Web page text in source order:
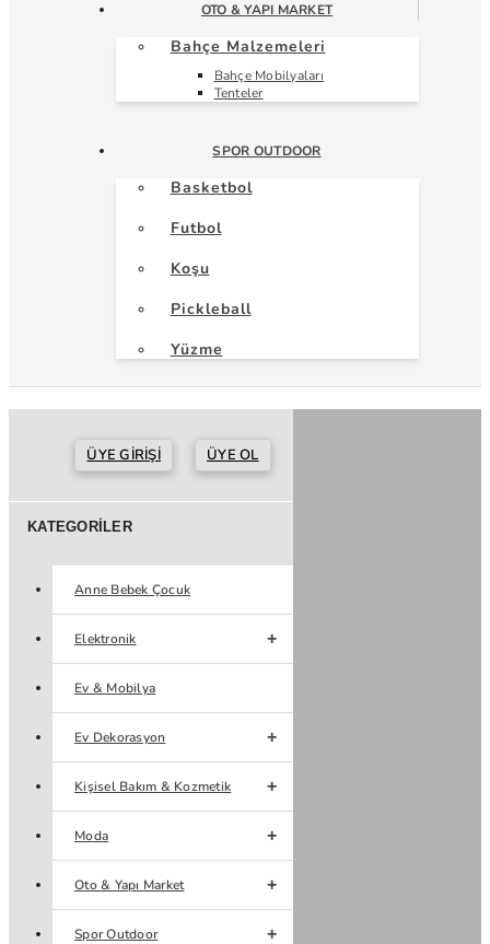
OTO & YAPI MARKET
Bahçe Malzemeleri
Bahçe Mobilyaları
Tenteler
SPOR OUTDOOR
Basketbol
Futbol
Koşu
Pickleball
Yüzme
ÜYE GIRIŞI ÜYE OL
KATEGORILER
Anne Bebek Çocuk
Elektronik
Ev & Mobilya
Ev Dekorasyon
Kişisel Bakım & Kozmetik
Moda
Oto & Yapı Market
Spor Outdoor